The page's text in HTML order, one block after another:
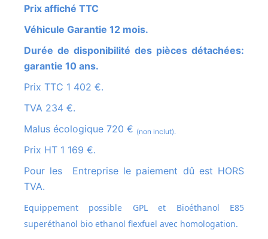
Prix affiché TTC
Véhicule Garantie 12 mois.
Durée de disponibilité des pièces détachées:
garantie 10 ans.
Prix TTC 1 402 €.
TVA 234 €.
Malus écologique 720 € (non inclut).
Prix HT 1 169 €.
Pour les Entreprise le paiement dû est HORS
TVA.
Equippement possible GPL et Bioéthanol E85
superéthanol bio ethanol flexfuel avec homologation.